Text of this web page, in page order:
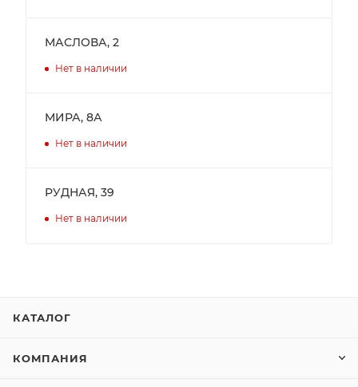
МАСЛОВА, 2
Нет в наличии
МИРА, 8А
Нет в наличии
РУДНАЯ, 39
Нет в наличии
КАТАЛОГ
КОМПАНИЯ